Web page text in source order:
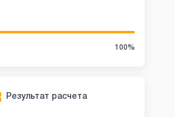
100%
Результат расчета